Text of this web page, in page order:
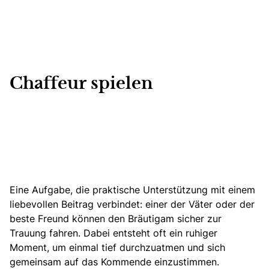
Chaffeur spielen
Eine Aufgabe, die praktische Unterstützung mit einem
liebevollen Beitrag verbindet: einer der Väter oder der
beste Freund können den Bräutigam sicher zur
Trauung fahren. Dabei entsteht oft ein ruhiger
Moment, um einmal tief durchzuatmen und sich
gemeinsam auf das Kommende einzustimmen.